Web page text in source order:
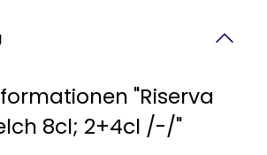
"Riserva
8cl; 2+4cl /-/"